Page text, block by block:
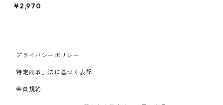
babyroo ルートート ベビール
ー.デイズ-D タープ
¥2,970
プライバシーポリシー
特定商取引法に基づく表記
会員規約